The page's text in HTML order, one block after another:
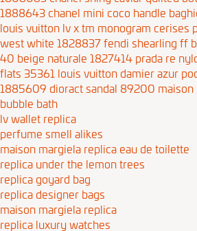
1888643 chanel mini coco handle
louis vuitton lv x tm monogram cerises
west white 1828837fendi shearling ff
40 beige naturale 1827414 prada re
flats 35361 louis vuitton damier azur
1885609 dioract sandal 89200
bubble bath
lv wallet replica
perfume smell alikes
maison margiela replica eau de toilette
replica under the lemon trees
replica goyard bag
replica designer bags
maison margiela replica
replica luxury watches